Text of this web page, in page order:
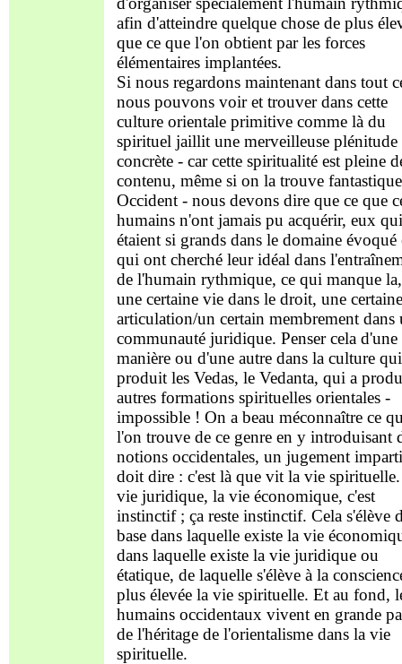
afin d'atteindre quelque chose de plus
que ce que l'on obtient par les forces
élémentaires implantées.
Si nous regardons maintenant dans tout
nous pouvons voir et trouver dans cette
culture orientale primitive comme là du
spirituel jaillit une merveilleuse plénitude
concrète - car cette spiritualité est pleine
contenu, même si on la trouve
Occident - nous devons dire que ce que
humains n'ont jamais pu acquérir, eux qui
étaient si grands dans le domaine évoqué
qui ont cherché leur idéal dans
de l'humain rythmique, ce qui manque
une certaine vie dans le droit, une certaine
articulation/un certain membrement dans
communauté juridique. Penser cela d'une
manière ou d'une autre dans la culture
produit les Vedas, le Vedanta, qui a
autres formations spirituelles orientales -
impossible ! On a beau méconnaître ce
l'on trouve de ce genre en y introduisant
notions occidentales, un jugement
doit dire : c'est là que vit la vie
vie juridique, la vie économique, c'est
instinctif ; ça reste instinctif. Cela s'élève
base dans laquelle existe la vie
dans laquelle existe la vie juridique ou
étatique, de laquelle s'élève à la
plus élevée la vie spirituelle. Et au fond,
humains occidentaux vivent en grande
de l'héritage de l'orientalisme dans la vie
spirituelle.